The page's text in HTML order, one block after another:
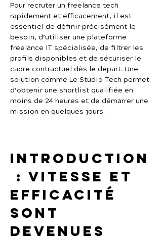
Pour recruter un freelance tech
rapidement et efficacement, il est
essentiel de définir précisément le
besoin, d’utiliser une plateforme
freelance IT spécialisée, de filtrer les
profils disponibles et de sécuriser le
cadre contractuel dès le départ. Une
solution comme Le Studio Tech permet
d’obtenir une shortlist qualifiée en
moins de 24 heures et de démarrer une
mission en quelques jours.
Introduction
: vitesse et
efficacité
sont
devenues